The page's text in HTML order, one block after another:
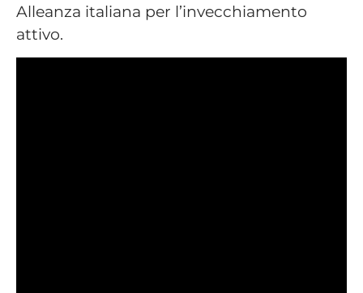
Alleanza italiana per l’invecchiamento
attivo.